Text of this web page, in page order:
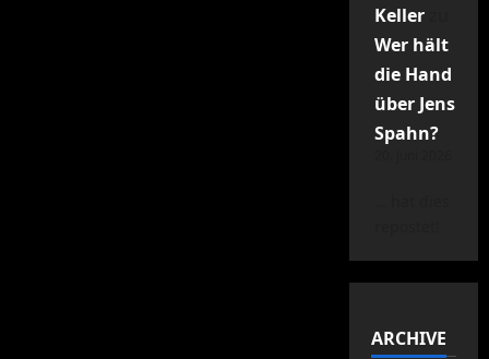
Kellerzu
Wer hält
die Hand
über Jens
Spahn?
ARCHIVE